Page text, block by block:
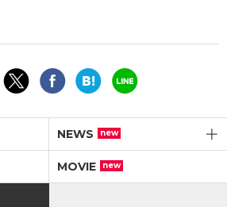
NEWS new
MOVIE new